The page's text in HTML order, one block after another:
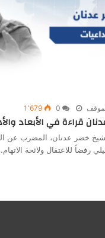
0 1٬679
قراءة في الأبعاد
رفضاً للاعتقال ولائحة